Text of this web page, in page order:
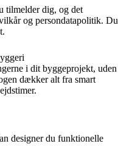
tilmelder dig, og det
og persondatapolitik. Du
i dit byggeprojekt, uden
dækker alt fra smart
designer du funktionelle